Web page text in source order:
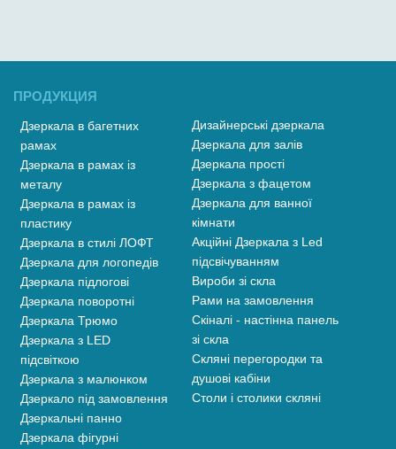
ПРОДУКЦИЯ
Дзеркала в багетних
рамах
Дзеркала в рамах із
металу
Дзеркала в рамах із
пластику
Дзеркала в стилі ЛОФТ
Дзеркала для логопедів
Дзеркала підлогові
Дзеркала поворотні
Дзеркала Трюмо
Дзеркала з LED
підсвіткою
Дзеркала з малюнком
Дзеркало під замовлення
Дзеркальні панно
Дзеркала фігурні
Дизайнерські дзеркала
Дзеркала для залів
Дзеркала прості
Дзеркала з фацетом
Дзеркала для ванної
кімнати
Акційні Дзеркала з Led
підсвічуванням
Вироби зі скла
Рами на замовлення
Скіналі - настінна панель
зі скла
Скляні перегородки та
душові кабіни
Столи і столики скляні